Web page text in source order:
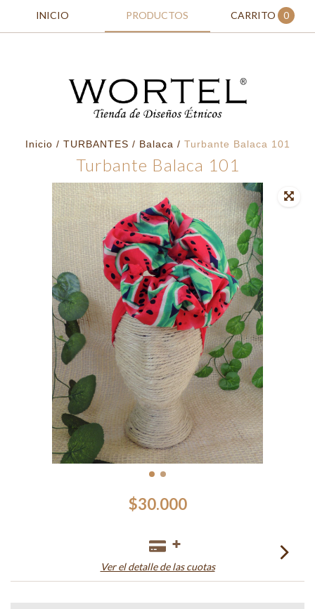
INICIO PRODUCTOS CARRITO 0
Inicio / TURBANTES / Balaca / Turbante Balaca 101
Turbante Balaca 101
$30.000
Ver el detalle de las cuotas